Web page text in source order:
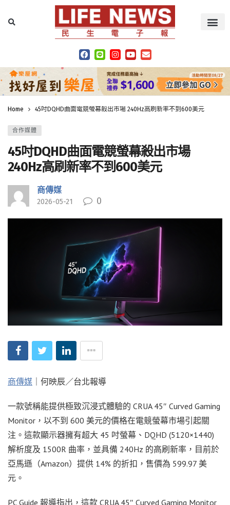
Home 45吋DQHD曲面電競螢幕殺出市場 240Hz高刷新率不到600美元
合作媒體
45吋DQHD曲面電競螢幕殺出市場
240Hz高刷新率不到600美元
商傳媒
2026-05-21 0
商傳媒 ｜何映辰／台北報導
一款號稱能提供極致沉浸式體驗的 CRUA 45″ Curved Gaming
Monitor，以不到 600 美元的價格在電競螢幕市場引起關
注。這款顯示器擁有超大 45 吋螢幕、DQHD (5120×1440)
解析度及 1500R 曲率，並具備 240Hz 的高刷新率，目前於
亞馬遜（Amazon）提供 14% 的折扣，售價為 599.97 美
元。
PC Guide 報導指出，這款 CRUA 45″ Curved Gaming Monitor